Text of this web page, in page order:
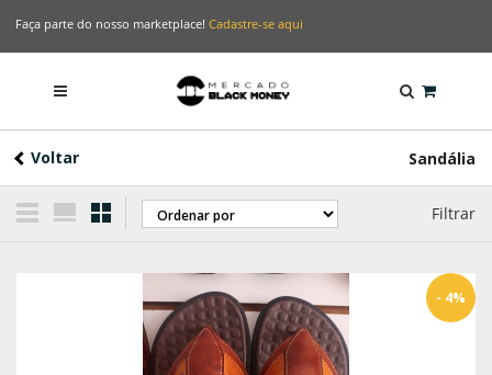
Faça parte do nosso marketplace! Cadastre-se aqui
Voltar Sandália
Filtrar
- 4%